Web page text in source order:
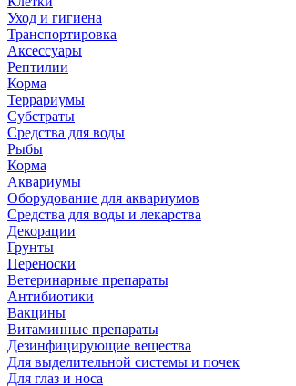
Уход и гигиена
Транспортировка
Аксессуары
Рептилии
Корма
Террариумы
Субстраты
Средства для воды
Рыбы
Корма
Аквариумы
Оборудование для аквариумов
Средства для воды и лекарства
Декорации
Грунты
Переноски
Ветеринарные препараты
Антибиотики
Вакцины
Витаминные препараты
Дезинфицирующие вещества
Для выделительной системы и почек
Для глаз и носа